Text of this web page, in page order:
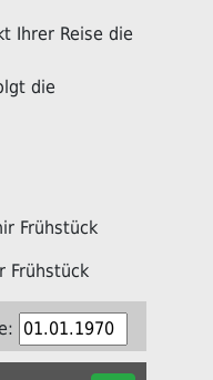
Ihrer Reise die
die
Frühstück
Frühstück